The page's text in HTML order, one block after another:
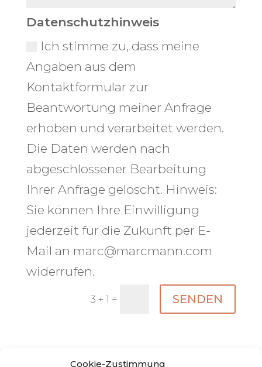
Cookie-Zustimmung
Datenschutzhinweis
Ich stimme zu, dass meine
Angaben aus dem
Kontaktformular zur
Beantwortung meiner Anfrage
erhoben und verarbeitet werden.
Die Daten werden nach
abgeschlossener Bearbeitung
Ihrer Anfrage gelöscht. Hinweis:
Sie können Ihre Einwilligung
jederzeit für die Zukunft per E-
Mail an marc@marcmann.com
widerrufen.
3 + 1 = SENDEN